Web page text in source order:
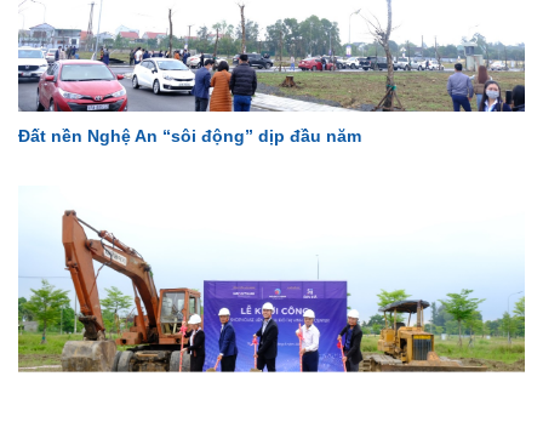
Đất nền Nghệ An “sôi động” dịp đầu năm